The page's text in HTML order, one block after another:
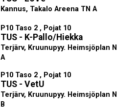
Kannus, Takalo Areena TN A
P10 Taso 2 , Pojat 10
TUS - K-Pallo/Hiekka
Terjärv, Kruunupyy. Heimsjöplan N
A
P10 Taso 2 , Pojat 10
TUS - VetU
Terjärv, Kruunupyy. Heimsjöplan N
B